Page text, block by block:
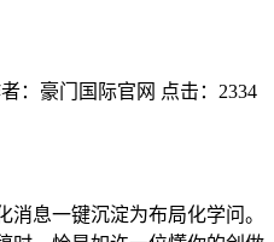
： 豪门国际官网 点击： 2334
息一键沉淀为布局化学问。